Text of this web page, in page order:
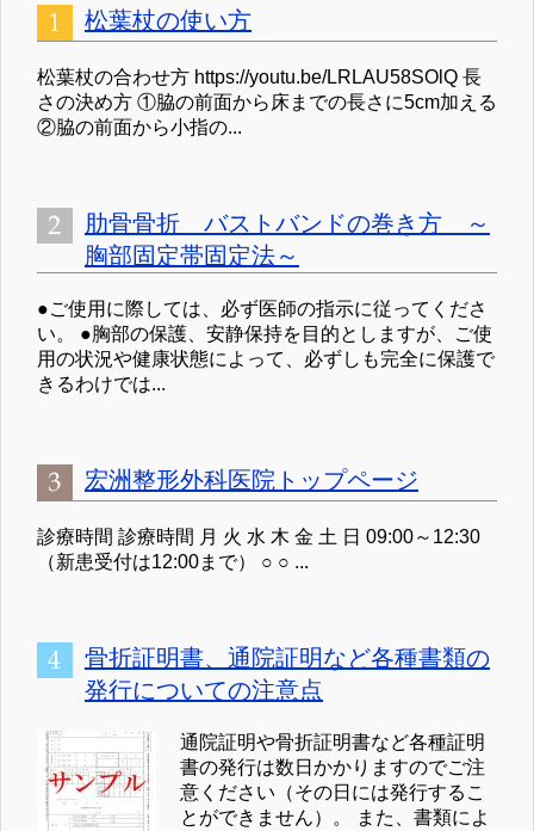
松葉杖の使い方
松葉杖の合わせ方 https://youtu.be/LRLAU58SOlQ 長
さの決め方 ①脇の前面から床までの長さに5cm加える
②脇の前面から小指の...
肋骨骨折 バストバンドの巻き方 ～
胸部固定帯固定法～
●ご使用に際しては、必ず医師の指示に従ってくださ
い。 ●胸部の保護、安静保持を目的としますが、ご使
用の状況や健康状態によって、必ずしも完全に保護で
きるわけでは...
宏洲整形外科医院トップページ
診療時間 診療時間 月 火 水 木 金 土 日 09:00～12:30
（新患受付は12:00まで） ○ ○ ...
骨折証明書、通院証明など各種書類の
発行についての注意点
通院証明や骨折証明書など各種証明
書の発行は数日かかりますのでご注
意ください（その日には発行するこ
とができません）。 また、書類によ